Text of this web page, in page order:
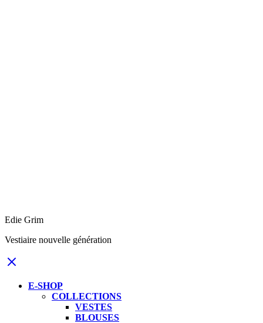
Edie Grim
Vestiaire nouvelle génération
E-SHOP
COLLECTIONS
VESTES
BLOUSES